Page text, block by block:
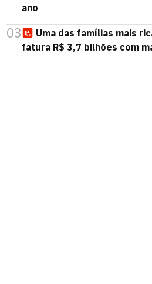
ano
03
Uma das famílias mais
fatura R$ 3,7 bilhões com